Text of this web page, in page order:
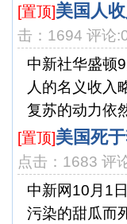
[置顶]美国人
击：1694 评论
中新社华盛顿
人的名义收入
复苏的动力依
[置顶]美国死
点击：1683 评
中新网10月1
污染的甜瓜而